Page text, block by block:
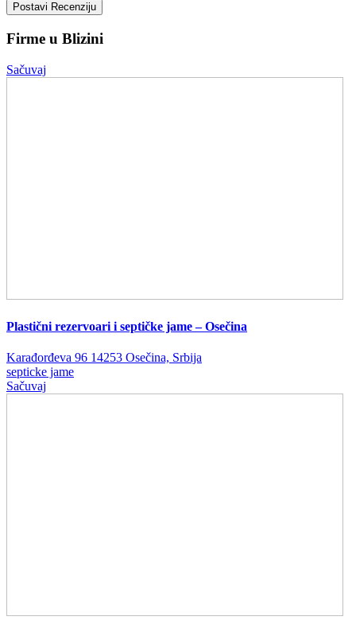
Postavi Recenziju
Firme u Blizini
Sačuvaj
Plastični rezervoari i septičke jame – Osečina
Karađorđeva 96 14253 Osečina, Srbija
septicke jame
Sačuvaj